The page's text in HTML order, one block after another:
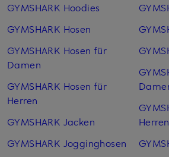
GYMSHARK Hoodies
GYMSHARK Hosen
GYMSHARK Hosen für
Damen
GYMSHARK Hosen für
Herren
GYMSHARK Jacken
GYMSHARK Jogginghosen
Herren